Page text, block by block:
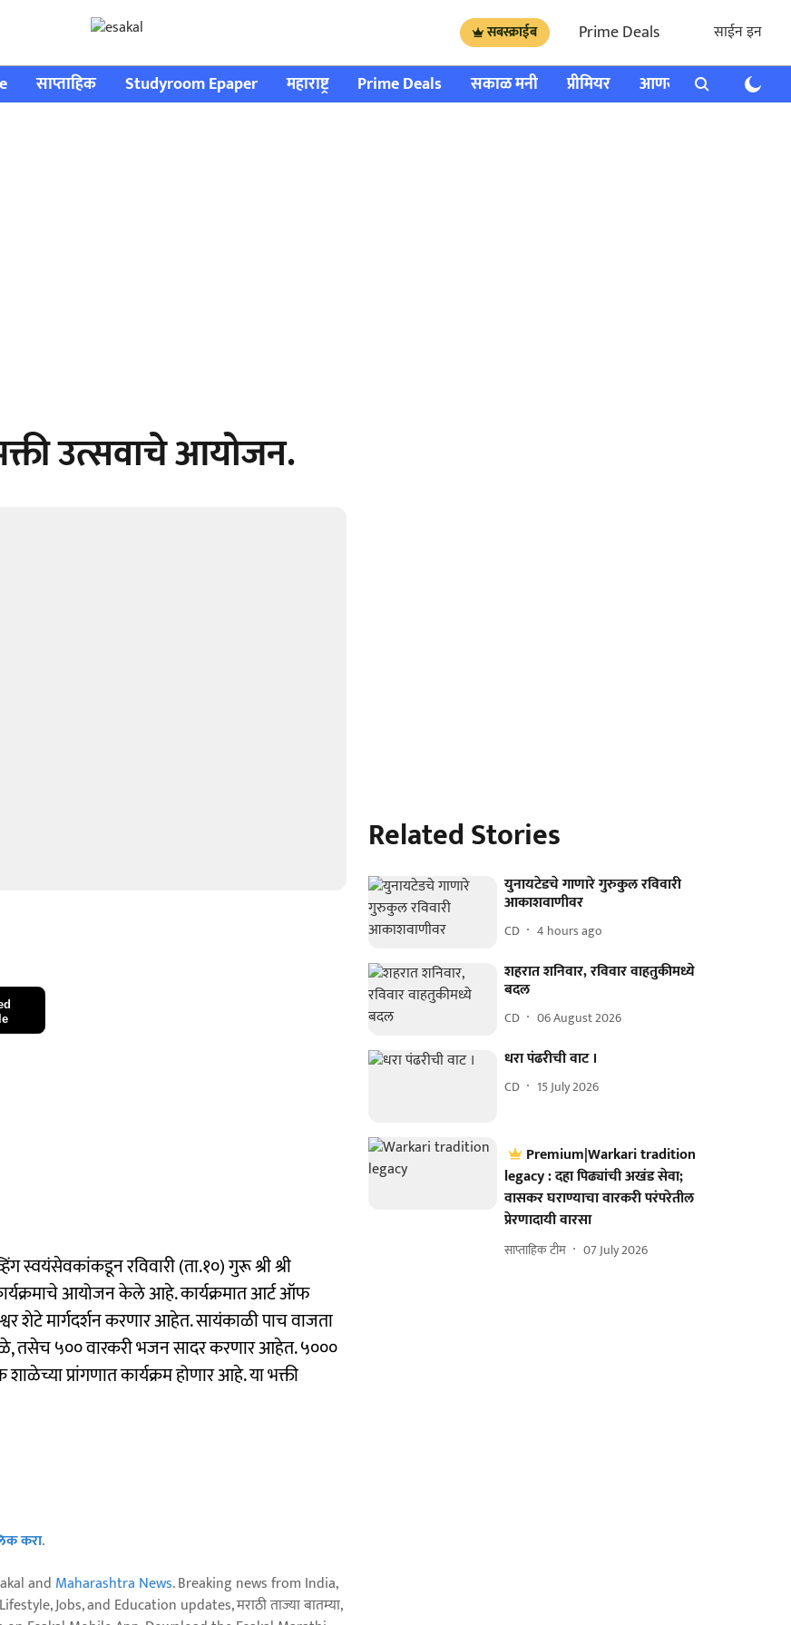
सबस्क्राईब Prime Deals साईन इन
साप्ताहिक Studyroom Epaper महाराष्ट्र Prime Deals सकाळ मनी प्रीमियर आणखी राशी भविष्य
उत्सवाचे आयोजन.
रविवारी (ता.१०) गुरू श्री श्री
आयोजन केले आहे. कार्यक्रमात आर्ट ऑफ
शेटे मार्गदर्शन करणार आहेत. सायंकाळी पाच वाजता
तसेच ५०० वारकरी भजन सादर करणार आहेत. ५०००
प्रांगणात कार्यक्रम होणार आहे. या भक्ती
करा.
and Maharashtra News. Breaking news from India,
Jobs, and Education updates, मराठी ताज्या बातम्या,
Related Stories
युनायटेडचे गाणारे गुरुकुल रविवारी
आकाशवाणीवर
CD 4 hours ago
शहरात शनिवार, रविवार वाहतुकीमध्ये
बदल
CD 06 August 2026
धरा पंढरीची वाट ।
CD 15 July 2026
Premium|Warkari tradition
legacy : दहा पिढ्यांची अखंड सेवा;
वासकर घराण्याचा वारकरी परंपरेतील
प्रेरणादायी वारसा
साप्ताहिक टीम 07 July 2026